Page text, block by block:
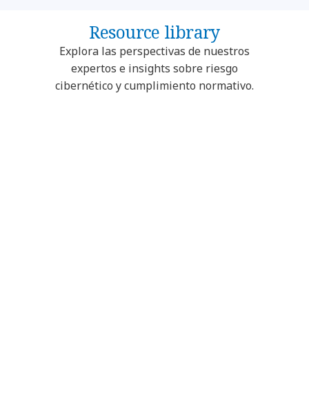
Resource library
Explora las perspectivas de nuestros
expertos e insights sobre riesgo
cibernético y cumplimiento normativo.